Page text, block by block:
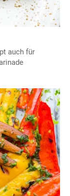
auch für